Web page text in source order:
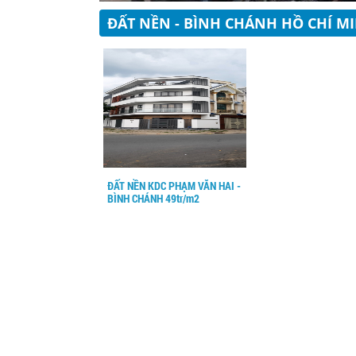
ĐẤT NỀN - BÌNH CHÁNH HỒ CHÍ
ĐẤT NỀN KDC PHẠM VĂN HAI -
BÌNH CHÁNH 49tr/m2